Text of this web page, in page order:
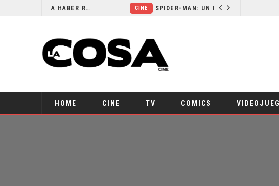
CINE SPIDER-MAN: UN NUEVO DÍA ESTÁ IMPARABLE
HOME CINE TV COMICS